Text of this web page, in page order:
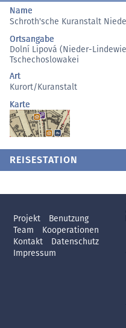
Name
Schroth'sche Kuranstalt
Ortsangabe
Dolní Lipová (Nieder-
Tschechoslowakei
Art
Kurort/Kuranstalt
Karte
REISESTATION
Projekt
Benutzung
Team
Kooperationen
Kontakt
Datenschutz
Impressum